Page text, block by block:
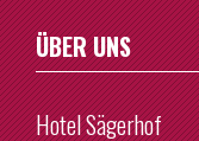
ÜBER UNS
Hotel Sägerhof